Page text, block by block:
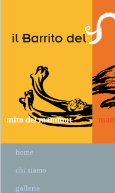
mito del mammut
home
chi siamo
galleria